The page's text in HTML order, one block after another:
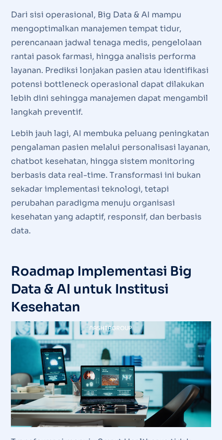
Dari sisi operasional, Big Data & AI mampu
mengoptimalkan manajemen tempat tidur,
perencanaan jadwal tenaga medis, pengelolaan
rantai pasok farmasi, hingga analisis performa
layanan. Prediksi lonjakan pasien atau identifikasi
potensi bottleneck operasional dapat dilakukan
lebih dini sehingga manajemen dapat mengambil
langkah preventif.
Lebih jauh lagi, AI membuka peluang peningkatan
pengalaman pasien melalui personalisasi layanan,
chatbot kesehatan, hingga sistem monitoring
berbasis data real-time. Transformasi ini bukan
sekadar implementasi teknologi, tetapi
perubahan paradigma menuju organisasi
kesehatan yang adaptif, responsif, dan berbasis
data.
Roadmap Implementasi Big
Data & AI untuk Institusi
Kesehatan